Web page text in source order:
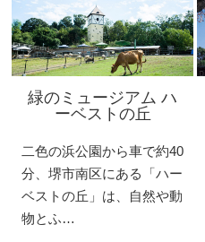
緑のミュージアム ハ
ーベストの丘
二色の浜公園から車で約40
分、堺市南区にある「ハー
ベストの丘」は、自然や動
物とふ…